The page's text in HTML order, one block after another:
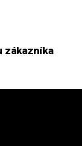
zákazníka